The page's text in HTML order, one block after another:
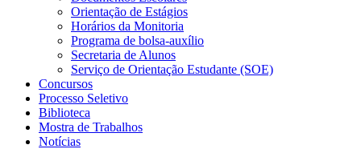
Orientação de Estágios
Horários da Monitoria
Programa de bolsa-auxílio
Secretaria de Alunos
Serviço de Orientação Estudante (SOE)
Concursos
Processo Seletivo
Biblioteca
Mostra de Trabalhos
Notícias